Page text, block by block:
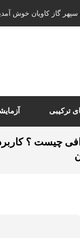
گاز کاویان خوش
ترکیبی
چیست ؟